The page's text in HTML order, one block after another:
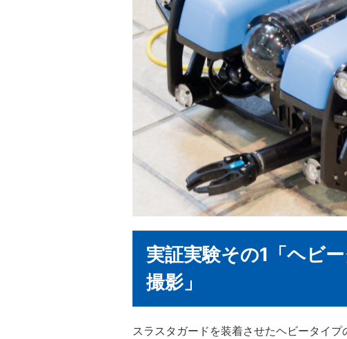
実証実験その1「ヘビ
撮影」
スラスタガードを装着させたヘビータイプ